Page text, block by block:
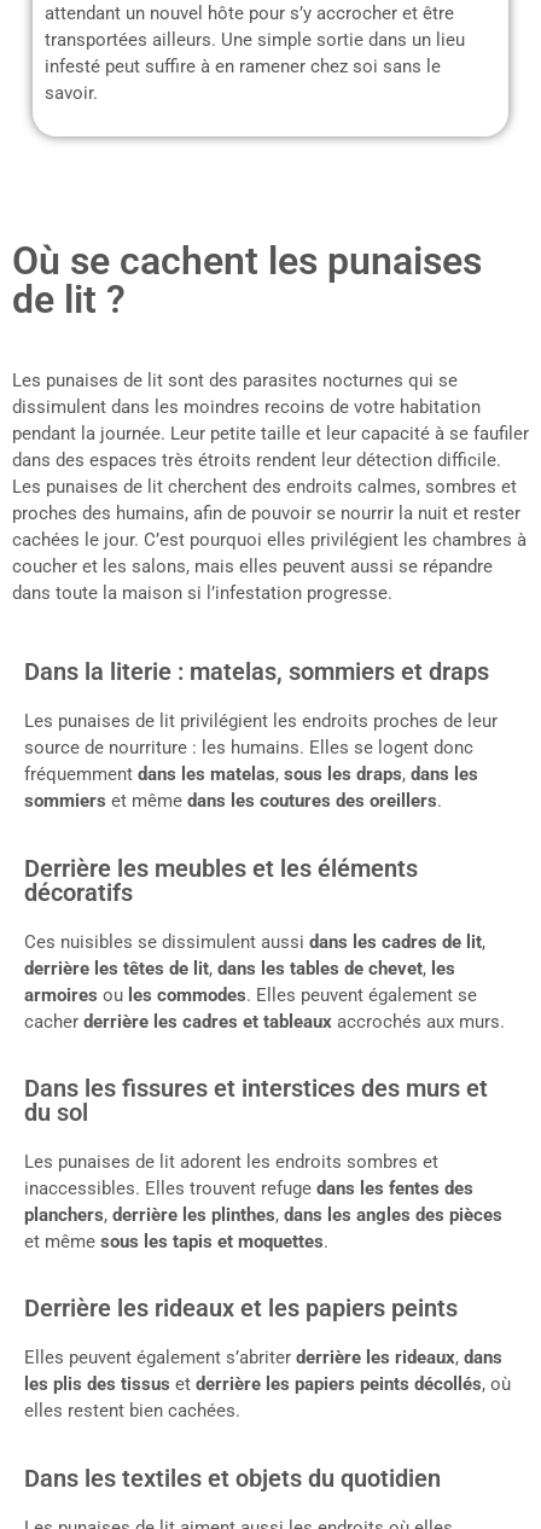
attendant un nouvel hôte pour s’y accrocher et être
transportées ailleurs. Une simple sortie dans un lieu
infesté peut suffire à en ramener chez soi sans le
savoir.
Où se cachent les punaises
de lit ?
Les punaises de lit sont des parasites nocturnes qui se
dissimulent dans les moindres recoins de votre habitation
pendant la journée. Leur petite taille et leur capacité à se faufiler
dans des espaces très étroits rendent leur détection difficile.
Les punaises de lit cherchent des endroits calmes, sombres et
proches des humains, afin de pouvoir se nourrir la nuit et rester
cachées le jour. C’est pourquoi elles privilégient les chambres à
coucher et les salons, mais elles peuvent aussi se répandre
dans toute la maison si l’infestation progresse.
Dans la literie : matelas, sommiers et draps
Les punaises de lit privilégient les endroits proches de leur
source de nourriture : les humains. Elles se logent donc
fréquemment dans les matelas, sous les draps, dans les
sommiers et même dans les coutures des oreillers.
Derrière les meubles et les éléments
décoratifs
Ces nuisibles se dissimulent aussi dans les cadres de lit,
derrière les têtes de lit, dans les tables de chevet, les
armoires ou les commodes. Elles peuvent également se
cacher derrière les cadres et tableaux accrochés aux murs.
Dans les fissures et interstices des murs et
du sol
Les punaises de lit adorent les endroits sombres et
inaccessibles. Elles trouvent refuge dans les fentes des
planchers, derrière les plinthes, dans les angles des pièces
et même sous les tapis et moquettes.
Derrière les rideaux et les papiers peints
Elles peuvent également s’abriter derrière les rideaux, dans
les plis des tissus et derrière les papiers peints décollés, où
elles restent bien cachées.
Dans les textiles et objets du quotidien